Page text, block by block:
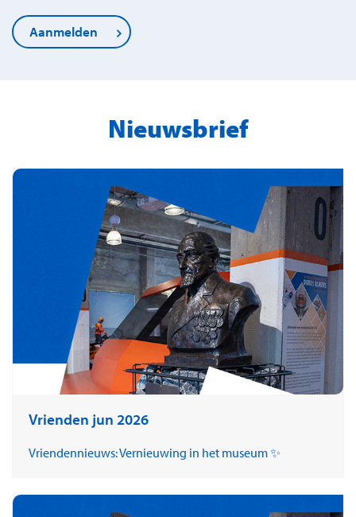
Aanmelden
Nieuwsbrief
Vrienden jun 2026
Vriendennieuws: Vernieuwing in het museum ✨